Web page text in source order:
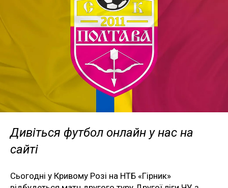
Дивіться футбол онлайн у нас на
сайті
Сьогодні у Кривому Розі на НТБ «Гірник»